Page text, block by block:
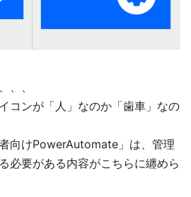
、、
コンが「人」なのか「歯車」なの
向けPowerAutomate」は、管理
必要がある内容がこちらに纏めら